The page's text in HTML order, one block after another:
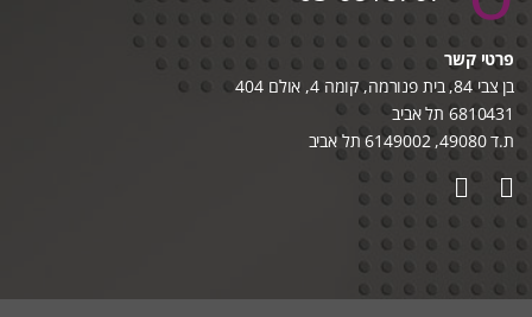
פרטי קשר
בן צבי 84, בית פנורמה, קומה 4, אולם 404
6810431 תל אביב
ת.ד 49080, 6149002 תל אביב